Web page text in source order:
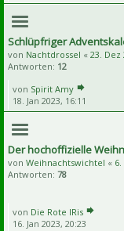
Schlüpfriger
von Nachtdrossel « 23. Dez
Antworten: 12
von Spirit Amy
18. Jan 2023, 16:11
Der hochoffizielle
von Weihnachtswichtel «
Antworten: 78
von Die Rote IRis
16. Jan 2023, 20:23